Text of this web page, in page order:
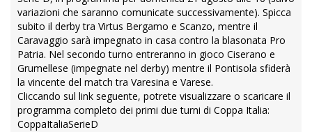
variazioni che saranno comunicate successivamente). Spicca
subito il derby tra Virtus Bergamo e Scanzo, mentre il
Caravaggio sarà impegnato in casa contro la blasonata Pro
Patria. Nel secondo turno entreranno in gioco Ciserano e
Grumellese (impegnate nel derby) mentre il Pontisola sfiderà
la vincente del match tra Varesina e Varese.
Cliccando sul link seguente, potrete visualizzare o scaricare il
programma completo dei primi due turni di Coppa Italia:
CoppaItaliaSerieD